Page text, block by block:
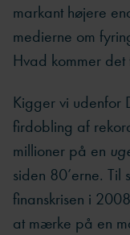
markant højere
medierne om
Hvad kommer
Kigger vi udenfor
firdobling af
millioner på en
siden 80’erne. Til
finanskrisen i
at mærke på en